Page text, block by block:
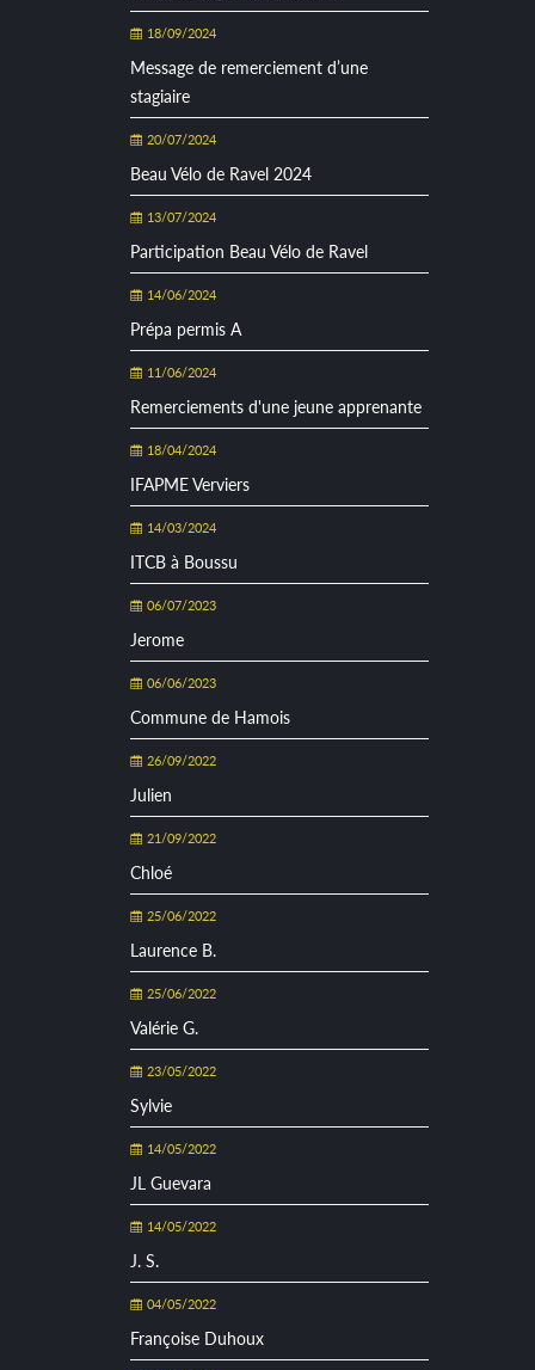
18/09/2024
Message de remerciement d’une
stagiaire
20/07/2024
Beau Vélo de Ravel 2024
13/07/2024
Participation Beau Vélo de Ravel
14/06/2024
Prépa permis A
11/06/2024
Remerciements d'une jeune apprenante
18/04/2024
IFAPME Verviers
14/03/2024
ITCB à Boussu
06/07/2023
Jerome
06/06/2023
Commune de Hamois
26/09/2022
Julien
21/09/2022
Chloé
25/06/2022
Laurence B.
25/06/2022
Valérie G.
23/05/2022
Sylvie
14/05/2022
JL Guevara
14/05/2022
J. S.
04/05/2022
Françoise Duhoux